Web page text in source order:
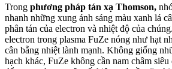
Trong phương pháp tán xạ Thomson,
nhanh những xung ánh sáng màu xanh lá
phân tán của electron và nhiệt độ của
electron trong plasma FuZe nóng như hạt
cân bằng nhiệt lành mạnh. Không giống
hạch khác, FuZe không cần nam châm